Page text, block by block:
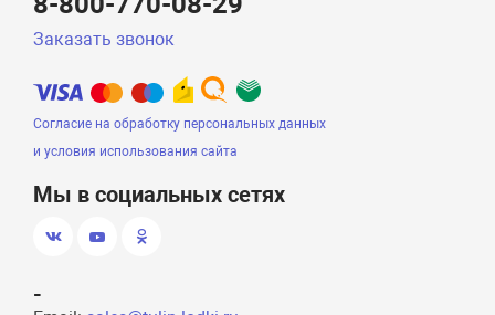
Заказать звонок
Согласие на обработку персональных данных
и условия использования сайта
Мы в социальных сетях
-